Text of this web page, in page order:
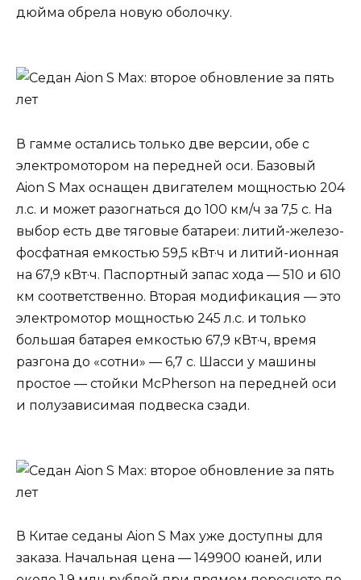
дюйма обрела новую оболочку.
В гамме остались только две версии, обе с
электромотором на передней оси. Базовый
Aion S Max оснащен двигателем мощностью 204
л.с. и может разогнаться до 100 км/ч за 7,5 с. На
выбор есть две тяговые батареи: литий-железо-
фосфатная емкостью 59,5 кВт·ч и литий-ионная
на 67,9 кВт·ч. Паспортный запас хода — 510 и 610
км соответственно. Вторая модификация — это
электромотор мощностью 245 л.с. и только
большая батарея емкостью 67,9 кВт·ч, время
разгона до «сотни» — 6,7 с. Шасси у машины
простое — стойки McPherson на передней оси
и полузависимая подвеска сзади.
В Китае седаны Aion S Max уже доступны для
заказа. Начальная цена — 149900 юаней, или